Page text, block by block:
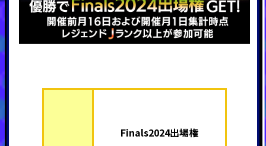
Finals2024出場権